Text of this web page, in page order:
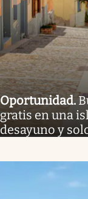
Oportunidad.
gratis en una
desayuno y